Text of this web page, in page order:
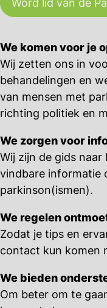
Word lid van de
We komen voor je
Wij zetten ons in
behandelingen en
van mensen met
richting politiek en
We zorgen voor
Wij zijn de gids
vindbare informatie
parkinson(ismen).
We regelen
Zodat je tips en
contact kun komen
We bieden
Om beter om te